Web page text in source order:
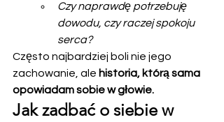
Czy naprawdę potrzebuję
dowodu, czy raczej spokoju
serca?
Często najbardziej boli nie jego
zachowanie, ale historia, którą sama
opowiadam sobie w głowie.
Jak zadbać o siebie w